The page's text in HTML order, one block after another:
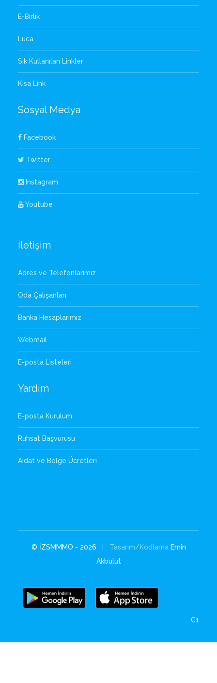
E-Birlik
Luca
Sık Kullanılan Linkler
Kısa Link
Sosyal Medya
Facebook
Twitter
Instagram
Youtube
İletişim
Adres ve Telefonlarımız
Oda Çalışanları
Banka Hesaplarımız
Webmail
E-posta Listeleri
Yardım
E-posta Kurulum
Ruhsat Başvurusu
Aidat ve Belge Ücretleri
© İZSMMMO - 2026 | Tasarım/Kodlama Emin
Akbulut
C1